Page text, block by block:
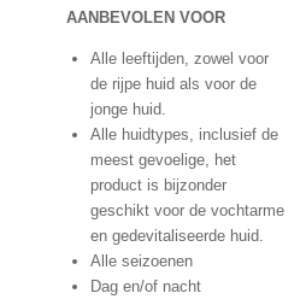
AANBEVOLEN VOOR
Alle leeftijden, zowel voor
de rijpe huid als voor de
jonge huid.
Alle huidtypes, inclusief de
meest gevoelige, het
product is bijzonder
geschikt voor de vochtarme
en gedevitaliseerde huid.
Alle seizoenen
Dag en/of nacht